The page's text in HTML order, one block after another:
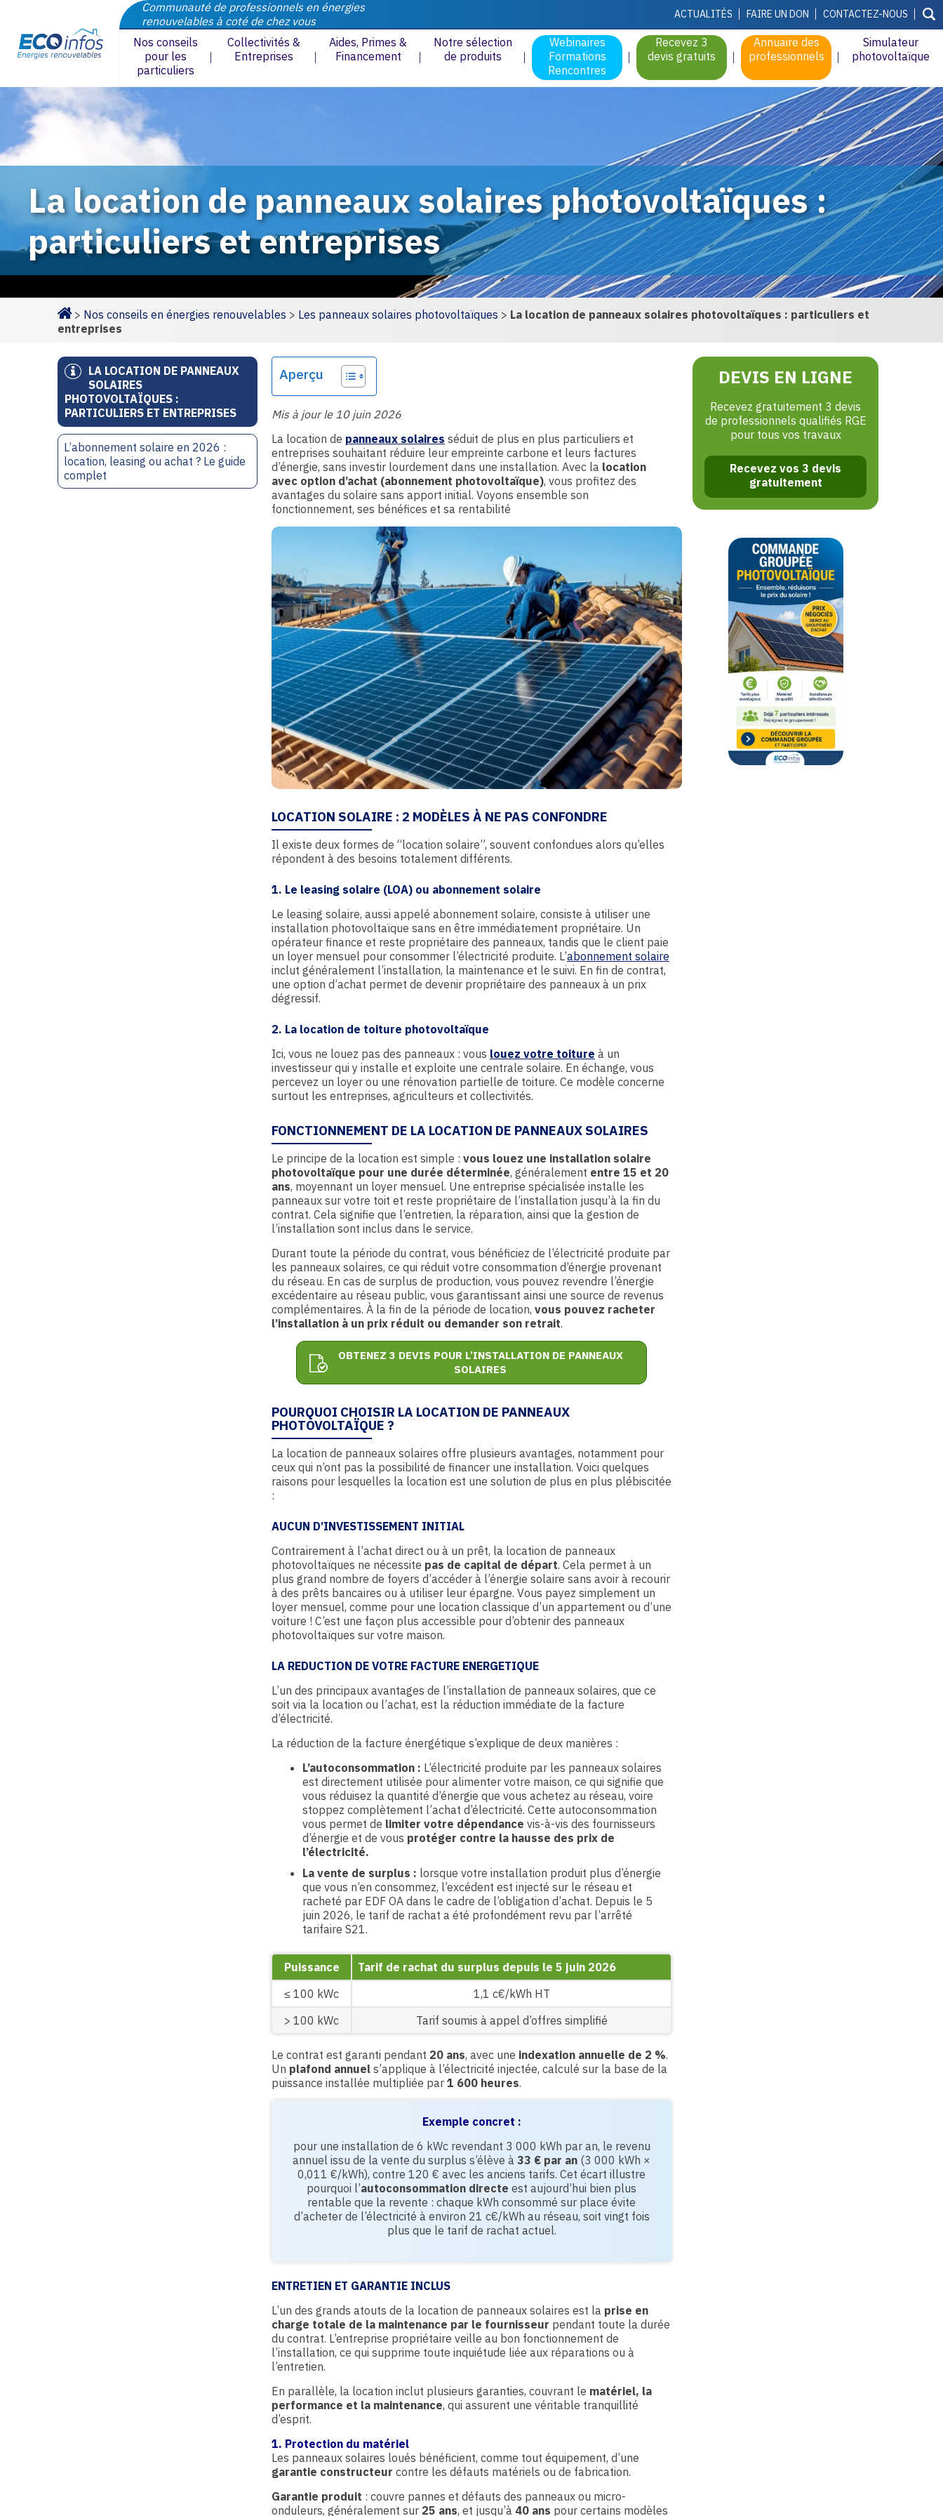
Communauté de professionnels en énergies
renouvelables à coté de chez vous
ACTUALITÉS FAIRE UN DON CONTACTEZ-NOUS
Nos conseils
pour les
particuliers
Collectivités &
Entreprises
Aides, Primes &
Financement
Notre sélection
de produits
Webinaires
Formations
Rencontres
Recevez 3
devis gratuits
Annuaire des
professionnels
Simulateur
photovoltaïque
La location de panneaux solaires photovoltaïques :
particuliers et entreprises
Homepage
> Nos conseils en énergies renouvelables > Les panneaux solaires photovoltaïques > La location de panneaux solaires photovoltaïques : particuliers et
entreprises
LA LOCATION DE PANNEAUX
SOLAIRES
PHOTOVOLTAÏQUES :
PARTICULIERS ET ENTREPRISES
L’abonnement solaire en 2026 :
location, leasing ou achat ? Le guide
complet
Aperçu
Mis à jour le 10 juin 2026
La location de panneaux solaires séduit de plus en plus particuliers et
entreprises souhaitant réduire leur empreinte carbone et leurs factures
d’énergie, sans investir lourdement dans une installation. Avec la location
avec option d’achat (abonnement photovoltaïque), vous profitez des
avantages du solaire sans apport initial. Voyons ensemble son
fonctionnement, ses bénéfices et sa rentabilité
LOCATION SOLAIRE : 2 MODÈLES À NE PAS CONFONDRE
Il existe deux formes de “location solaire”, souvent confondues alors qu’elles
répondent à des besoins totalement différents.
1. Le leasing solaire (LOA) ou abonnement solaire
Le leasing solaire, aussi appelé abonnement solaire, consiste à utiliser une
installation photovoltaïque sans en être immédiatement propriétaire. Un
opérateur finance et reste propriétaire des panneaux, tandis que le client paie
un loyer mensuel pour consommer l’électricité produite. L’abonnement solaire
inclut généralement l’installation, la maintenance et le suivi. En fin de contrat,
une option d’achat permet de devenir propriétaire des panneaux à un prix
dégressif.
2. La location de toiture photovoltaïque
Ici, vous ne louez pas des panneaux : vous louez votre toiture à un
investisseur qui y installe et exploite une centrale solaire. En échange, vous
percevez un loyer ou une rénovation partielle de toiture. Ce modèle concerne
surtout les entreprises, agriculteurs et collectivités.
FONCTIONNEMENT DE LA LOCATION DE PANNEAUX SOLAIRES
Le principe de la location est simple : vous louez une installation solaire
photovoltaïque pour une durée déterminée, généralement entre 15 et 20
ans, moyennant un loyer mensuel. Une entreprise spécialisée installe les
panneaux sur votre toit et reste propriétaire de l’installation jusqu’à la fin du
contrat. Cela signifie que l’entretien, la réparation, ainsi que la gestion de
l’installation sont inclus dans le service.
Durant toute la période du contrat, vous bénéficiez de l’électricité produite par
les panneaux solaires, ce qui réduit votre consommation d’énergie provenant
du réseau. En cas de surplus de production, vous pouvez revendre l’énergie
excédentaire au réseau public, vous garantissant ainsi une source de revenus
complémentaires. À la fin de la période de location, vous pouvez racheter
l’installation à un prix réduit ou demander son retrait.
OBTENEZ 3 DEVIS POUR L’INSTALLATION DE PANNEAUX
SOLAIRES
POURQUOI CHOISIR LA LOCATION DE PANNEAUX
PHOTOVOLTAÏQUE ?
La location de panneaux solaires offre plusieurs avantages, notamment pour
ceux qui n’ont pas la possibilité de financer une installation. Voici quelques
raisons pour lesquelles la location est une solution de plus en plus plébiscitée
:
AUCUN D’INVESTISSEMENT INITIAL
Contrairement à l’achat direct ou à un prêt, la location de panneaux
photovoltaïques ne nécessite pas de capital de départ. Cela permet à un
plus grand nombre de foyers d’accéder à l’énergie solaire sans avoir à recourir
à des prêts bancaires ou à utiliser leur épargne. Vous payez simplement un
loyer mensuel, comme pour une location classique d’un appartement ou d’une
voiture ! C’est une façon plus accessible pour d’obtenir des panneaux
photovoltaïques sur votre maison.
LA REDUCTION DE VOTRE FACTURE ENERGETIQUE
L’un des principaux avantages de l’installation de panneaux solaires, que ce
soit via la location ou l’achat, est la réduction immédiate de la facture
d’électricité.
La réduction de la facture énergétique s’explique de deux manières :
L’autoconsommation : L’électricité produite par les panneaux solaires
est directement utilisée pour alimenter votre maison, ce qui signifie que
vous réduisez la quantité d’énergie que vous achetez au réseau, voire
stoppez complètement l’achat d’électricité. Cette autoconsommation
vous permet de limiter votre dépendance vis-à-vis des fournisseurs
d’énergie et de vous protéger contre la hausse des prix de
l’électricité.
La vente de surplus : lorsque votre installation produit plus d’énergie
que vous n’en consommez, l’excédent est injecté sur le réseau et
racheté par EDF OA dans le cadre de l’obligation d’achat. Depuis le 5
juin 2026, le tarif de rachat a été profondément revu par l’arrêté
tarifaire S21.
Puissance
Tarif de rachat du surplus depuis le 5 juin 2026
≤ 100 kWc
1,1 c€/kWh HT
> 100 kWc
Tarif soumis à appel d’offres simplifié
Le contrat est garanti pendant 20 ans, avec une indexation annuelle de 2 %.
Un plafond annuel s’applique à l’électricité injectée, calculé sur la base de la
puissance installée multipliée par 1 600 heures.
Exemple concret :
pour une installation de 6 kWc revendant 3 000 kWh par an, le revenu
annuel issu de la vente du surplus s’élève à 33 € par an (3 000 kWh ×
0,011 €/kWh), contre 120 € avec les anciens tarifs. Cet écart illustre
pourquoi l’autoconsommation directe est aujourd’hui bien plus
rentable que la revente : chaque kWh consommé sur place évite
d’acheter de l’électricité à environ 21 c€/kWh au réseau, soit vingt fois
plus que le tarif de rachat actuel.
ENTRETIEN ET GARANTIE INCLUS
L’un des grands atouts de la location de panneaux solaires est la prise en
charge totale de la maintenance par le fournisseur pendant toute la durée
du contrat. L’entreprise propriétaire veille au bon fonctionnement de
l’installation, ce qui supprime toute inquiétude liée aux réparations ou à
l’entretien.
En parallèle, la location inclut plusieurs garanties, couvrant le matériel, la
performance et la maintenance, qui assurent une véritable tranquillité
d’esprit.
1. Protection du matériel
Les panneaux solaires loués bénéficient, comme tout équipement, d’une
garantie constructeur contre les défauts matériels ou de fabrication.
Garantie produit : couvre pannes et défauts des panneaux ou micro-
onduleurs, généralement sur 25 ans, et jusqu’à 40 ans pour certains modèles
DEVIS EN LIGNE
Recevez gratuitement 3 devis
de professionnels qualifiés RGE
pour tous vos travaux
Recevez vos 3 devis
gratuitement